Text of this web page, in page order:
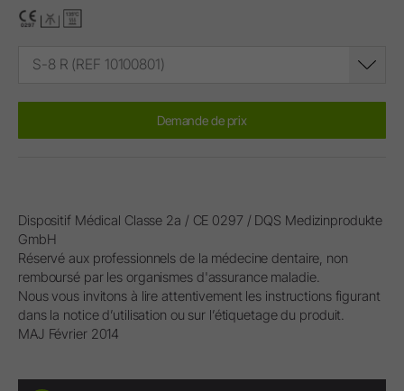
S-8 R (REF 10100801)
Demande de prix
Dispositif Médical Classe 2a / CE 0297 / DQS Medizinprodukte
GmbH
Réservé aux professionnels de la médecine dentaire, non
remboursé par les organismes d'assurance maladie.
Nous vous invitons à lire attentivement les instructions figurant
dans la notice d’utilisation ou sur l’étiquetage du produit.
MAJ Février 2014